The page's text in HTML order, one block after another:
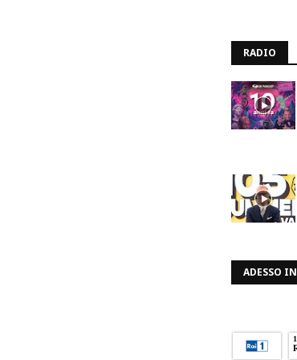
RADIO
ADESSO